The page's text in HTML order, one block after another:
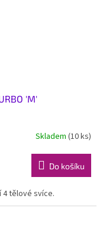
'M'
Skladem (10 ks)
Do košíku
4 tělové svíce.